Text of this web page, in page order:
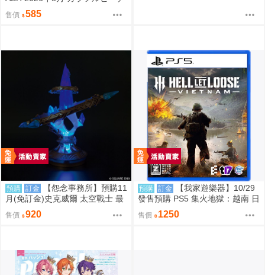
からぴち Colorful Peach
售價 585
預購 訂金
【怨念事務所】預購11
月(免訂金)史克威爾 太空戰士 最
終幻想 FF14 以太之光 微縮模型
小夜燈 三次再販 0824
售價 920
預購 訂金
【我家遊樂器】10/29
發售預購 PS5 集火地獄：越南 日
售價 1250